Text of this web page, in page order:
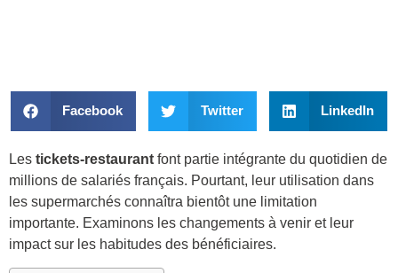
Facebook Twitter LinkedIn
Les tickets-restaurant font partie intégrante du quotidien de
millions de salariés français. Pourtant, leur utilisation dans
les supermarchés connaîtra bientôt une limitation
importante. Examinons les changements à venir et leur
impact sur les habitudes des bénéficiaires.